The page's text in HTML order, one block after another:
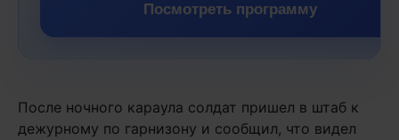
Посмотреть программу
После ночного караула солдат пришел в штаб к
дежурному по гарнизону и сообщил, что видел